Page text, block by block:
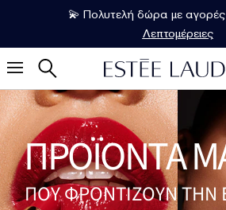
💫 Πολυτελή δώρα με
Λεπτομέρειες
ΠΡΟΪΟΝΤΑ
ΠΟΥ ΦΡΟΝΤΙΖΟΥΝ ΤΗΝ